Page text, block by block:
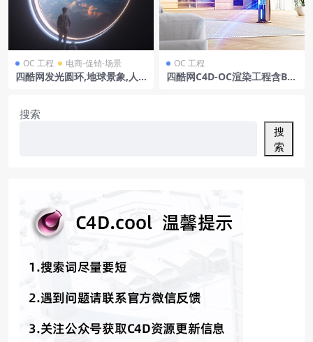
OC 工程 电商-促销-场景
四酷网发光圆环,地球景象,人
OC 工程
四酷网C4D-OC渲染工程含BR
搜索
搜
索